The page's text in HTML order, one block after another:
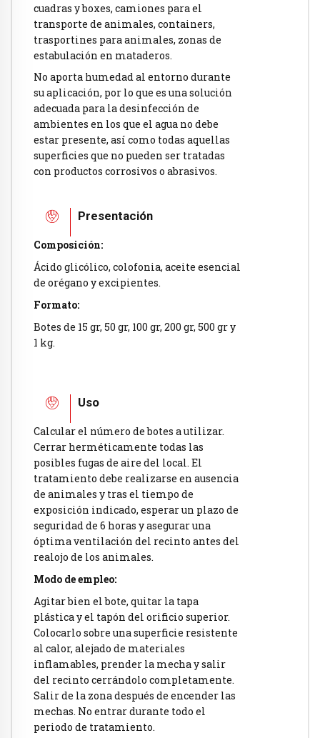
cuadras y boxes, camiones para el
transporte de animales, containers,
trasportines para animales, zonas de
estabulación en mataderos.
No aporta humedad al entorno durante
su aplicación, por lo que es una solución
adecuada para la desinfección de
ambientes en los que el agua no debe
estar presente, así como todas aquellas
superficies que no pueden ser tratadas
con productos corrosivos o abrasivos.
Presentación
Composición:
Ácido glicólico, colofonia, aceite esencial
de orégano y excipientes.
Formato:
Botes de 15 gr, 50 gr, 100 gr, 200 gr, 500 gr y
1 kg.
Uso
Calcular el número de botes a utilizar.
Cerrar herméticamente todas las
posibles fugas de aire del local. El
tratamiento debe realizarse en ausencia
de animales y tras el tiempo de
exposición indicado, esperar un plazo de
seguridad de 6 horas y asegurar una
óptima ventilación del recinto antes del
realojo de los animales.
Modo de empleo:
Agitar bien el bote, quitar la tapa
plástica y el tapón del orificio superior.
Colocarlo sobre una superficie resistente
al calor, alejado de materiales
inflamables, prender la mecha y salir
del recinto cerrándolo completamente.
Salir de la zona después de encender las
mechas. No entrar durante todo el
periodo de tratamiento.